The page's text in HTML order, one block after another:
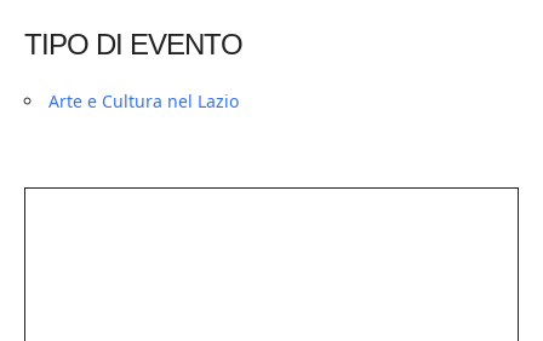
TIPO DI EVENTO
Arte e Cultura nel Lazio